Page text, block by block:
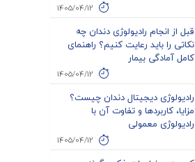
1405/04/12
قبل از انجام رادیولوژی دندان چه
نکاتی را باید رعایت کنیم؟ راهنمای
کامل آمادگی بیمار
1405/04/12
رادیولوژی دیجیتال دندان چیست؟
مزایا، کاربردها و تفاوت آن با
رادیولوژی معمولی
1405/04/12